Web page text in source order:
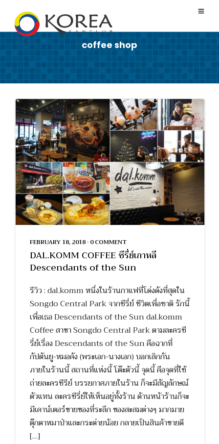
coffee shop
FEBRUARY 18, 2018 • 0 COMMENT
DAL.KOMM COFFEE ซีรี่ย์เกาหลี
Descendants of the Sun
รีวิว : dal.komm หนึ่งในร้านกาแฟที่โด่งดังที่สุดใน
Songdo Central Park จากซีรี่ย์ ชีวิตเพื่อชาติ รักนี้
เพื่อเธอ Descendants of the Sun dal.komm
Coffee สาขา Songdo Central Park ตามละครซี
รี่ย์เรื่อง Descendants of the Sun คือฉากที่
กัปตันยู-หมอคัง (พระเอก-นางเอก) บอกเลิกกัน
ภายในร้านนี้ สถานที่แห่งนี้ โต๊ะตัวนี้ จุดนี้ คือจุดที่ใช้
ถ่ายละครซีรีย์ บรรยกาศภายในร้าน ก็จะมีสัญลักษณ์
ตัวแทน ละครซีรี่ย์ให้เห็นอยู่ทั้งร้าน ด้านหน้าร้านก็จะ
มีเคาน์เตอร์ขายของที่ระลึก ของสะสมต่างๆ มากมาย
ตุ๊กตาหมาป่าและกระต่ายน้อย กลายเป็นสินค้าขายดี
[…]